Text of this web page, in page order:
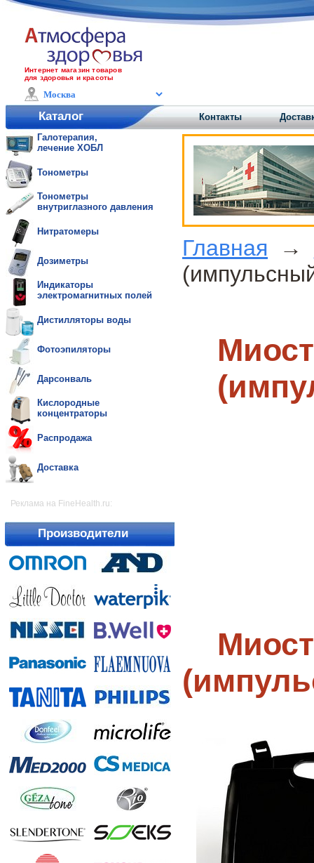
Интернет магазин товаров
для здоровья и красоты
Каталог Контакты
Галотерапия,
лечение ХОБЛ
Тонометры
Тонометры
внутриглазного давления
Нитратомеры
Дозиметры
Индикаторы
электромагнитных полей
Дистилляторы воды
Фотоэпиляторы
Дарсонваль
Кислородные
концентраторы
Распродажа
Доставка
Реклама на FineHealth.ru:
Производители
Главная →